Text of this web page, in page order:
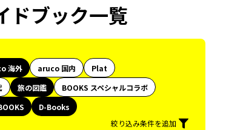
ドブック一覧
海外 aruco 国内
Plat
旅の図鑑
BOOKS スペシャルコラボ
D-Books
絞り込み条件を追加